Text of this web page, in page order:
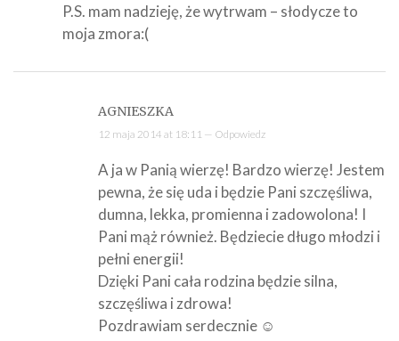
P.S. mam nadzieję, że wytrwam – słodycze to
moja zmora:(
AGNIESZKA
12 maja 2014 at 18:11 — Odpowiedz
A ja w Panią wierzę! Bardzo wierzę! Jestem
pewna, że się uda i będzie Pani szczęśliwa,
dumna, lekka, promienna i zadowolona! I
Pani mąż również. Będziecie długo młodzi i
pełni energii!
Dzięki Pani cała rodzina będzie silna,
szczęśliwa i zdrowa!
Pozdrawiam serdecznie ☺